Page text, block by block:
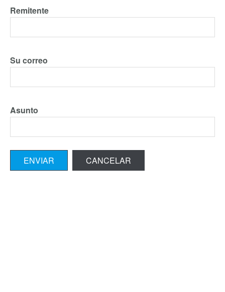
Remitente
Su correo
Asunto
ENVIAR CANCELAR